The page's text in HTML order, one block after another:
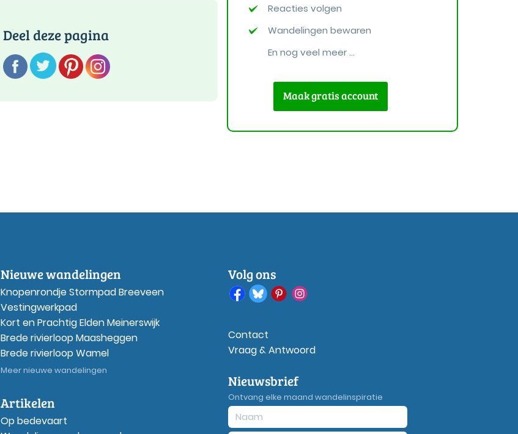
Reacties volgen
Wandelingen bewaren
En nog veel meer ...
Maak gratis account
Deel deze pagina
Nieuwe wandelingen
Knopenrondje Stormpad Breeveen
Vestingwerkpad
Kort en Prachtig Elden Meinerswijk
Brede rivierloop Maasheggen
Brede rivierloop Wamel
Meer nieuwe wandelingen
Artikelen
Op bedevaart
Volg ons
Contact
Vraag & Antwoord
Nieuwsbrief
Ontvang elke maand wandelinspiratie